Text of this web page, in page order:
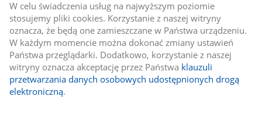
W celu świadczenia usług na najwyższym poziomie
stosujemy pliki cookies. Korzystanie z naszej witryny
oznacza, że będą one zamieszczane w Państwa urządzeniu.
W każdym momencie można dokonać zmiany ustawień
Państwa przeglądarki. Dodatkowo, korzystanie z naszej
witryny oznacza akceptację przez Państwa klauzuli
przetwarzania danych osobowych udostępnionych drogą
elektroniczną.
§ 19
Zadania wspólne komórek organizacyjnych
Do wspólnych zadań komórek organizacyjnych należy